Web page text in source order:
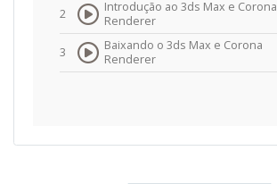
2
Introdução ao 3ds Max e Corona
Renderer
3
Baixando o 3ds Max e Corona
Renderer